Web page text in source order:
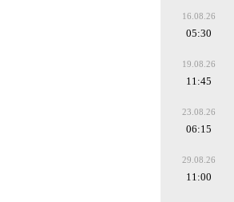
16.08.26
05:30
19.08.26
11:45
23.08.26
06:15
29.08.26
11:00